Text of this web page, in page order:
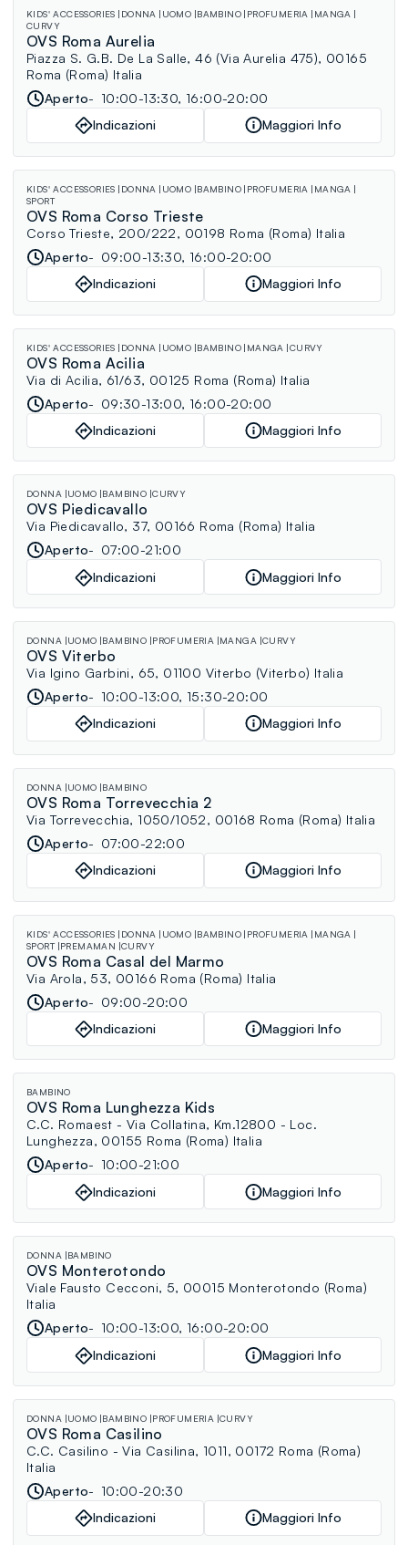
KIDS' ACCESSORIES DONNA UOMO BAMBINO PROFUMERIA
MANGA
CURVY
OVS Roma Aurelia
Piazza S. G.B. De La Salle, 46 (Via Aurelia 475), 00165
Roma (Roma) Italia
Aperto
10:00-13:30, 16:00-20:00
Indicazioni
Maggiori Info
KIDS' ACCESSORIES DONNA UOMO BAMBINO PROFUMERIA
MANGA
SPORT
OVS Roma Corso Trieste
Corso Trieste, 200/222, 00198 Roma (Roma) Italia
Aperto
09:00-13:30, 16:00-20:00
Indicazioni
Maggiori Info
KIDS' ACCESSORIES DONNA UOMO BAMBINO MANGA CURVY
OVS Roma Acilia
Via di Acilia, 61/63, 00125 Roma (Roma) Italia
Aperto
09:30-13:00, 16:00-20:00
Indicazioni
Maggiori Info
DONNA UOMO BAMBINO CURVY
OVS Piedicavallo
Via Piedicavallo, 37, 00166 Roma (Roma) Italia
Aperto
07:00-21:00
Indicazioni
Maggiori Info
DONNA UOMO BAMBINO PROFUMERIA MANGA CURVY
OVS Viterbo
Via Igino Garbini, 65, 01100 Viterbo (Viterbo) Italia
Aperto
10:00-13:00, 15:30-20:00
Indicazioni
Maggiori Info
DONNA UOMO BAMBINO
OVS Roma Torrevecchia 2
Via Torrevecchia, 1050/1052, 00168 Roma (Roma) Italia
Aperto
07:00-22:00
Indicazioni
Maggiori Info
KIDS' ACCESSORIES DONNA UOMO BAMBINO PROFUMERIA
MANGA
SPORT PREMAMAN CURVY
OVS Roma Casal del Marmo
Via Arola, 53, 00166 Roma (Roma) Italia
Aperto
09:00-20:00
Indicazioni
Maggiori Info
BAMBINO
OVS Roma Lunghezza Kids
C.C. Romaest - Via Collatina, Km.12800 - Loc.
Lunghezza, 00155 Roma (Roma) Italia
Aperto
10:00-21:00
Indicazioni
Maggiori Info
DONNA BAMBINO
OVS Monterotondo
Viale Fausto Cecconi, 5, 00015 Monterotondo (Roma)
Italia
Aperto
10:00-13:00, 16:00-20:00
Indicazioni
Maggiori Info
DONNA UOMO BAMBINO PROFUMERIA CURVY
OVS Roma Casilino
C.C. Casilino - Via Casilina, 1011, 00172 Roma (Roma)
Italia
Aperto
10:00-20:30
Indicazioni
Maggiori Info